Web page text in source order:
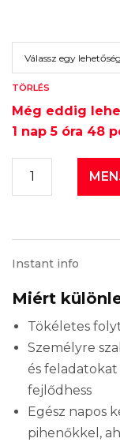
TÖRLÉS
Még eddig
1 nap 5 óra 48
Instant info
Miért
Tökéletes
Személyre
és
fejlődhess
Egész napos
pihenőkkel,